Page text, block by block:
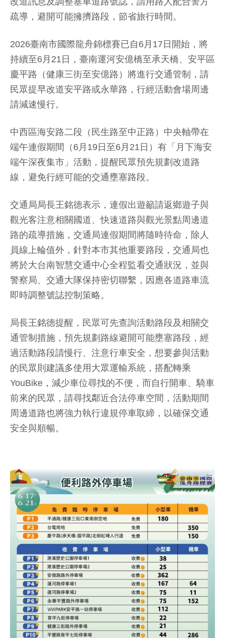
疏導，避開可能擁擠路段，節省旅行時間。
2026臺南市國際龍舟錦標賽已自6月17日開始，將
持續至6月21日，臺南運河安億橋至承天橋、安平區
慶平路（健康三街至安億路）將進行交通管制，請
民眾提早改道安平路或永華路，行經活動會場周邊
請減速慢行。
中西區海安路二段（民生路至中正路）中央軸帶在
端午連假期間（6月19日至6月21日）有「月下海安
端午深夜集市」活動，提醒民眾預先規劃改道路
線，避免行經可能的交通壅塞路段。
交通局局長王銘德表示，連假出遊籲請返鄉遊子與
觀光客注意相關國道、快速道路與觀光景點周邊道
路的疏導措施，交通局連假期間將隨時待命，除人
員線上輪值外，針對本市其他重要路段，交通局也
將於大台南智慧交通中心全程監看交通狀況，並與
警察局、交通大隊保持密切聯繫，因應各道路車流
即時調整號誌控制策略。
局長王銘德提醒，民眾可先查詢活動路段及相關交
通管制措施，預先規劃路線避開可能壅塞路段，經
過活動路段請慢行、注意行車安全，想要參與活動
的民眾則建議多使用大眾運輸系統，搭配轉乘
YouBike，減少車位尋找的不便，而自行開車、騎車
前來的民眾，請尋找鄰近合法停車空間，活動期間
周邊道路也將強力執行違規停車取締，以確保交通
安全與順暢。